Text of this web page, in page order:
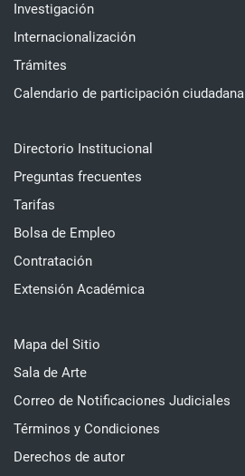
Investigación
Internacionalización
Trámites
Calendario de participación ciudadana
Directorio Institucional
Preguntas frecuentes
Tarifas
Bolsa de Empleo
Contratación
Extensión Académica
Mapa del Sitio
Sala de Arte
Correo de Notificaciones Judiciales
Términos y Condiciones
Derechos de autor